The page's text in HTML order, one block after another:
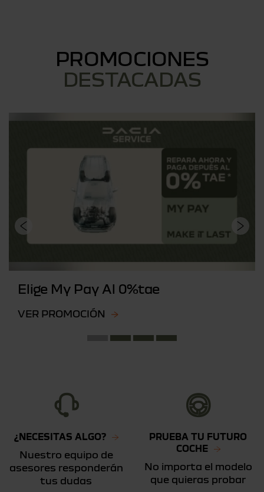
PROMOCIONES
DESTACADAS
Elige My Pay Al 0%tae
VER PROMOCIÓN
¿NECESITAS ALGO?
Nuestro equipo de
asesores responderán
tus dudas
PRUEBA TU FUTURO
COCHE
No importa el modelo
que quieras probar